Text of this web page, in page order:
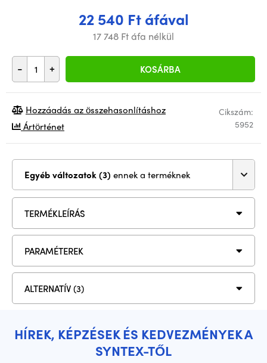
22 540 Ft áfával
17 748 Ft áfa nélkül
- + KOSÁRBA
Cikszám:
5952
Hozzáadás az összehasonlításhoz
Ártörténet
Egyéb változatok (3) ennek a terméknek
TERMÉKLEÍRÁS
PARAMÉTEREK
ALTERNATÍV (3)
HÍREK, KÉPZÉSEK ÉS KEDVEZMÉNYEK A
SYNTEX-TŐL